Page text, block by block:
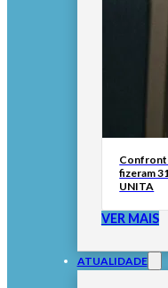
fizeram
UNITA
VER MAIS
ATUALIDADE